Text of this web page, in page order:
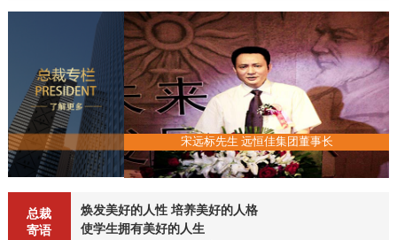
集团董事长 宋远标先生 远恒佳集团董事长
总裁
寄语
焕发美好的人性 培养美好的人格
使学生拥有美好的人生